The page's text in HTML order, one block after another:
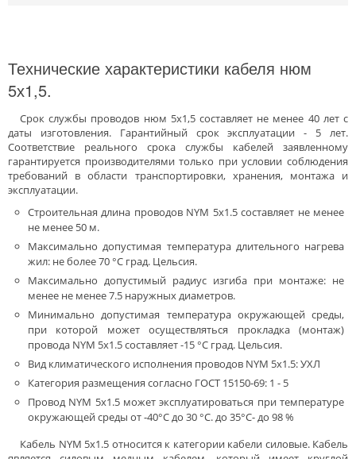
Технические характеристики кабеля нюм
5х1,5.
Срок службы проводов нюм 5х1,5 составляет не менее 40 лет с
даты изготовления. Гарантийный срок эксплуатации - 5 лет.
Соответствие реального срока службы кабелей заявленному
гарантируется производителями только при условии соблюдения
требований в области транспортировки, хранения, монтажа и
эксплуатации.
Строительная длина проводов NYM 5x1.5 составляет не менее
не менее 50 м.
Максимально допустимая температура длительного нагрева
жил: не более 70 °С град. Цельсия.
Максимально допустимый радиус изгиба при монтаже: не
менее не менее 7.5 наружных диаметров.
Минимально допустимая температура окружающей среды,
при которой может осуществляться прокладка (монтаж)
провода NYM 5x1.5 составляет -15 °С град. Цельсия.
Вид климатического исполнения проводов NYM 5x1.5: УXЛ
Категория размещения согласно ГОСТ 15150-69: 1 - 5
Провод NYM 5x1.5 может эксплуатироваться при температуре
окружающей среды от -40°С до 30 °С. до 35°С- до 98 %
Кабель NYM 5x1.5 относится к категории кабели силовые. Кабель